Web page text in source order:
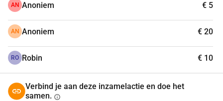
AN Anoniem € 5
AN Anoniem € 20
RO Robin € 10
Verbind je aan deze inzamelactie en doe het
samen. info